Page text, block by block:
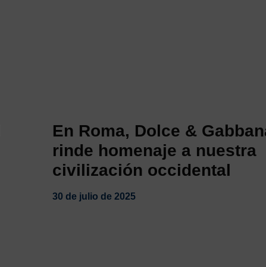
En Roma, Dolce &
rinde homenaje a nuestra
civilización occidental
30 de julio de 2025